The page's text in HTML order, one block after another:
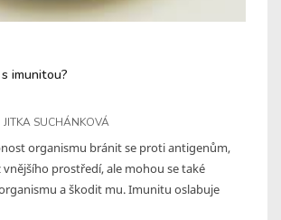
imunitou?
JITKA SUCHÁNKOVÁ
organismu bránit se proti antigenům,
vnějšího prostředí, ale mohou se také
a škodit mu. Imunitu oslabuje